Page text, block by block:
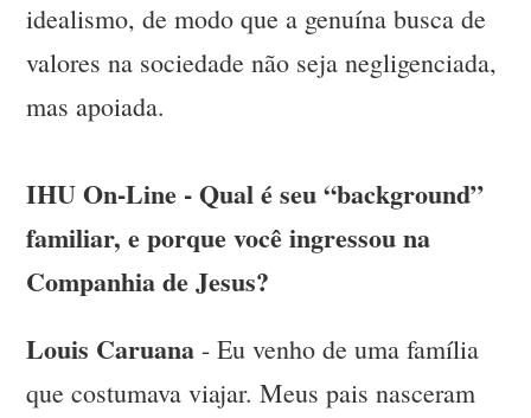
idealismo, de modo que a genuína busca de
valores na sociedade não seja negligenciada,
mas apoiada.
IHU On-Line - Qual é seu “background”
familiar, e porque você ingressou na
Companhia de Jesus?
Louis Caruana - Eu venho de uma família
que costumava viajar. Meus pais nasceram